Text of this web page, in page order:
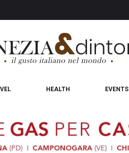
HEALTH EVENTS